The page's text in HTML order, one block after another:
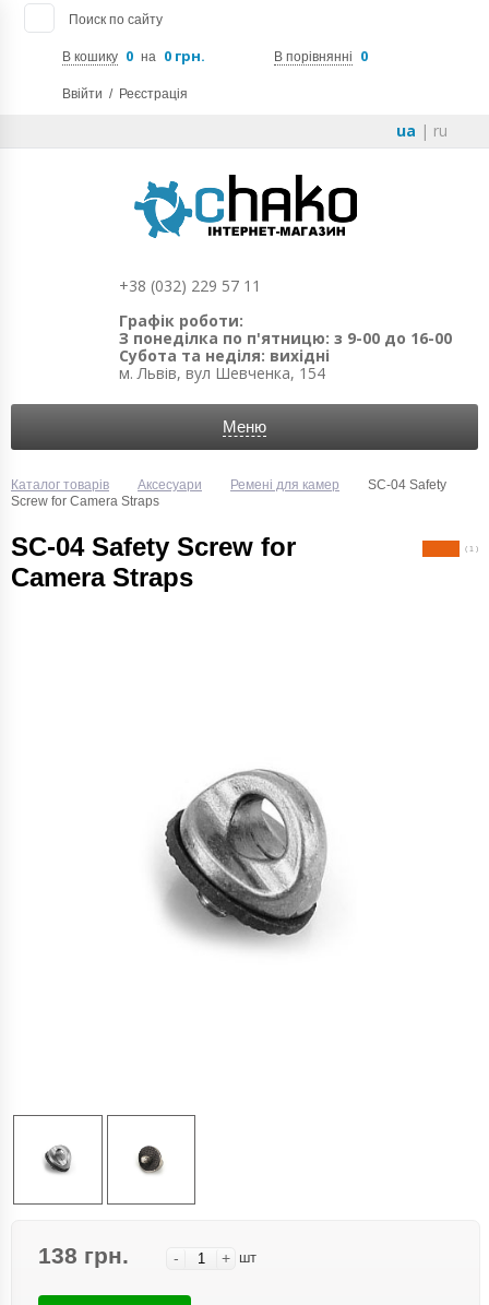
Поиск по сайту
В кошику 0 на 0 грн. В порівнянні 0
Ввійти / Реєстрація
ua | ru
+38 (032) 229 57 11
Графік роботи:
З понеділка по п'ятницю: з 9-00 до 16-00
Субота та неділя: вихідні
м. Львів, вул Шевченка, 154
Меню
Каталог товарів Аксесуари Ремені для камер
SC-04 Safety
Screw for Camera Straps
SC-04 Safety Screw for
Camera Straps
( 1 )
138 грн. - + шт